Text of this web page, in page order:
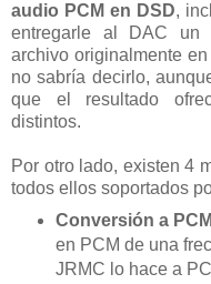
audio PCM en DSD,
entregarle al DAC un
archivo originalmente
no sabría decirlo,
que el resultado
distintos.
Por otro lado, existen 4
todos ellos soportados
Conversión a PCM
en PCM de una
JRMC lo hace a